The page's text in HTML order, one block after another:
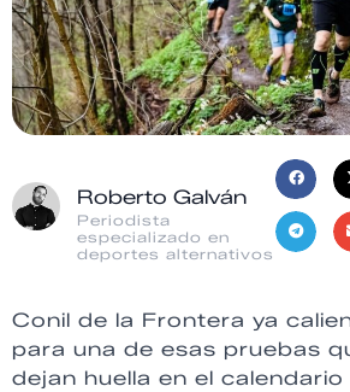
Roberto Galván
Periodista
especializado en
deportes alternativos
Conil de la Frontera ya
para una de esas pruebas
dejan huella en el calendario